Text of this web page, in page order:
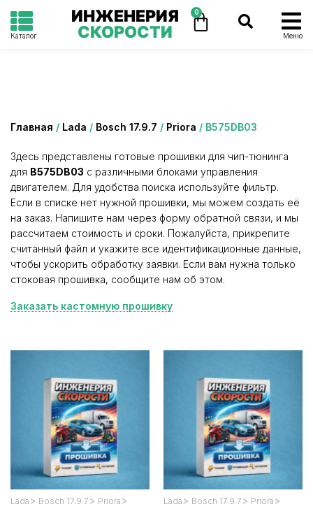
Каталог
ИНЖЕНЕРИЯ
СКОРОСТИ
0
Меню
Главная / Lada / Bosch 17.9.7 / Priora / B575DB03
Здесь представлены готовые прошивки для чип-тюнинга
для B575DB03 с различными блоками управления
двигателем. Для удобства поиска используйте фильтр.
Если в списке нет нужной прошивки, мы можем создать её
на заказ. Напишите нам через форму обратной связи, и мы
рассчитаем стоимость и сроки. Пожалуйста, прикрепите
считанный файл и укажите все идентификационные данные,
чтобы ускорить обработку заявки. Если вам нужна только
стоковая прошивка, сообщите нам об этом.
Заказать кастомную прошивку
Lada > Bosch 17.9.7 > Priora > Lada > Bosch 17.9.7 > Priora >